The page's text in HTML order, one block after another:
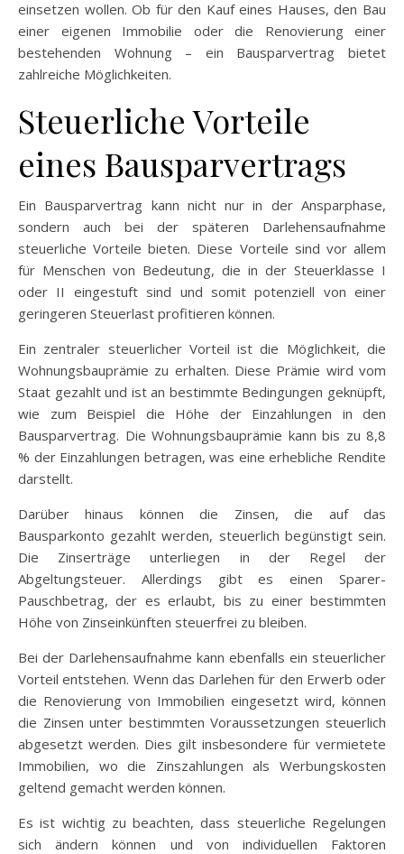
einsetzen wollen. Ob für den Kauf eines Hauses, den Bau
einer eigenen Immobilie oder die Renovierung einer
bestehenden Wohnung – ein Bausparvertrag bietet
zahlreiche Möglichkeiten.
Steuerliche Vorteile
eines Bausparvertrags
Ein Bausparvertrag kann nicht nur in der Ansparphase,
sondern auch bei der späteren Darlehensaufnahme
steuerliche Vorteile bieten. Diese Vorteile sind vor allem
für Menschen von Bedeutung, die in der Steuerklasse I
oder II eingestuft sind und somit potenziell von einer
geringeren Steuerlast profitieren können.
Ein zentraler steuerlicher Vorteil ist die Möglichkeit, die
Wohnungsbauprämie zu erhalten. Diese Prämie wird vom
Staat gezahlt und ist an bestimmte Bedingungen geknüpft,
wie zum Beispiel die Höhe der Einzahlungen in den
Bausparvertrag. Die Wohnungsbauprämie kann bis zu 8,8
% der Einzahlungen betragen, was eine erhebliche Rendite
darstellt.
Darüber hinaus können die Zinsen, die auf das
Bausparkonto gezahlt werden, steuerlich begünstigt sein.
Die Zinserträge unterliegen in der Regel der
Abgeltungsteuer. Allerdings gibt es einen Sparer-
Pauschbetrag, der es erlaubt, bis zu einer bestimmten
Höhe von Zinseinkünften steuerfrei zu bleiben.
Bei der Darlehensaufnahme kann ebenfalls ein steuerlicher
Vorteil entstehen. Wenn das Darlehen für den Erwerb oder
die Renovierung von Immobilien eingesetzt wird, können
die Zinsen unter bestimmten Voraussetzungen steuerlich
abgesetzt werden. Dies gilt insbesondere für vermietete
Immobilien, wo die Zinszahlungen als Werbungskosten
geltend gemacht werden können.
Es ist wichtig zu beachten, dass steuerliche Regelungen
sich ändern können und von individuellen Faktoren